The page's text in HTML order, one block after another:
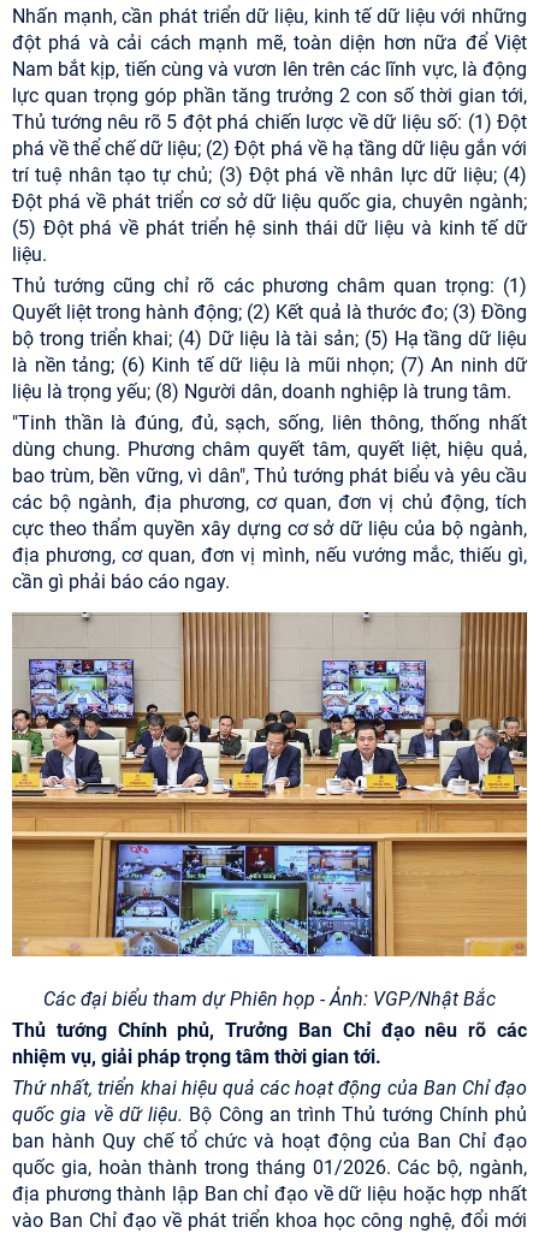
Nhấn mạnh, cần phát triển dữ liệu, kinh tế dữ liệu với những
đột phá và cải cách mạnh mẽ, toàn diện hơn nữa để Việt
Nam bắt kịp, tiến cùng và vươn lên trên các lĩnh vực, là động
lực quan trọng góp phần tăng trưởng 2 con số thời gian tới,
Thủ tướng nêu rõ 5 đột phá chiến lược về dữ liệu số: (1) Đột
phá về thể chế dữ liệu; (2) Đột phá về hạ tầng dữ liệu gắn với
trí tuệ nhân tạo tự chủ; (3) Đột phá về nhân lực dữ liệu; (4)
Đột phá về phát triển cơ sở dữ liệu quốc gia, chuyên ngành;
(5) Đột phá về phát triển hệ sinh thái dữ liệu và kinh tế dữ
liệu.
Thủ tướng cũng chỉ rõ các phương châm quan trọng: (1)
Quyết liệt trong hành động; (2) Kết quả là thước đo; (3) Đồng
bộ trong triển khai; (4) Dữ liệu là tài sản; (5) Hạ tầng dữ liệu
là nền tảng; (6) Kinh tế dữ liệu là mũi nhọn; (7) An ninh dữ
liệu là trọng yếu; (8) Người dân, doanh nghiệp là trung tâm.
"Tinh thần là đúng, đủ, sạch, sống, liên thông, thống nhất
dùng chung. Phương châm quyết tâm, quyết liệt, hiệu quả,
bao trùm, bền vững, vì dân", Thủ tướng phát biểu và yêu cầu
các bộ ngành, địa phương, cơ quan, đơn vị chủ động, tích
cực theo thẩm quyền xây dựng cơ sở dữ liệu của bộ ngành,
địa phương, cơ quan, đơn vị mình, nếu vướng mắc, thiếu gì,
cần gì phải báo cáo ngay.
Các đại biểu tham dự Phiên họp - Ảnh: VGP/Nhật Bắc
Thủ tướng Chính phủ, Trưởng Ban Chỉ đạo nêu rõ các
nhiệm vụ, giải pháp trọng tâm thời gian tới.
Thứ nhất, triển khai hiệu quả các hoạt động của Ban Chỉ đạo
quốc gia về dữ liệu. Bộ Công an trình Thủ tướng Chính phủ
ban hành Quy chế tổ chức và hoạt động của Ban Chỉ đạo
quốc gia, hoàn thành trong tháng 01/2026. Các bộ, ngành,
địa phương thành lập Ban chỉ đạo về dữ liệu hoặc hợp nhất
vào Ban Chỉ đạo về phát triển khoa học công nghệ, đổi mới